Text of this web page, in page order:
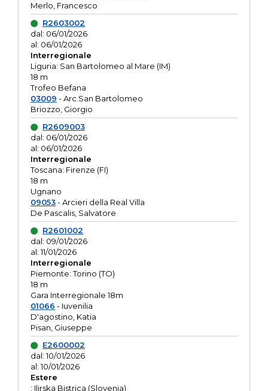
Merlo, Francesco
R2603002
dal: 06/01/2026
al: 06/01/2026
Interregionale
Liguria: San Bartolomeo al Mare (IM)
18 m
Trofeo Befana
03009 - Arc.San Bartolomeo
Briozzo, Giorgio
R2609003
dal: 06/01/2026
al: 06/01/2026
Interregionale
Toscana: Firenze (FI)
18 m
Ugnano
09053- Arcieri della Real Villa
De Pascalis, Salvatore
R2601002
dal: 09/01/2026
al: 11/01/2026
Interregionale
Piemonte: Torino (TO)
18 m
Gara Interregionale 18m
01066 - Iuvenilia
D'agostino, Katia
Pisan, Giuseppe
E2600002
dal: 10/01/2026
al: 10/01/2026
Estere
: Ilirska Bistrica (Slovenia)